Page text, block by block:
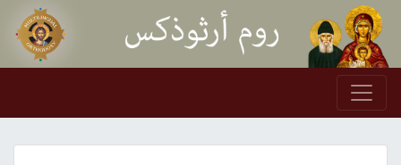
Skip to content
Main Navigation